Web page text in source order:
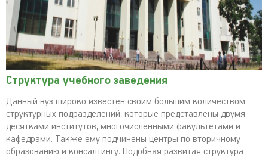
Структура учебного заведения
Данный вуз широко известен своим большим количеством
структурных подразделений, которые представлены двумя
десятками институтов, многочисленными факультетами и
кафедрами. Также ему подчинены центры по вторичному
образованию и консалтингу. Подобная развитая структура